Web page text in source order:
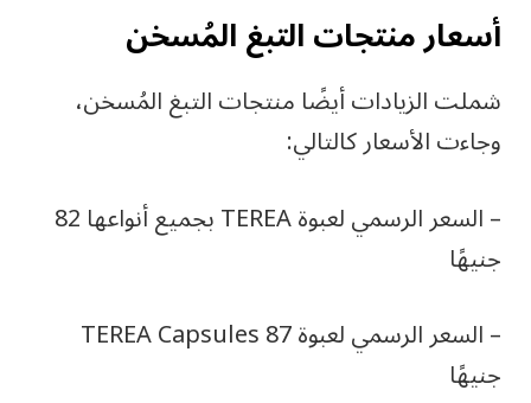
أسعار منتجات التبغ المُسخن
شملت الزيادات أيضًا منتجات التبغ المُسخن،
وجاءت الأسعار كالتالي:
– السعر الرسمي لعبوة TEREA بجميع أنواعها 82
جنيهًا
– السعر الرسمي لعبوة TEREA Capsules 87
جنيهًا